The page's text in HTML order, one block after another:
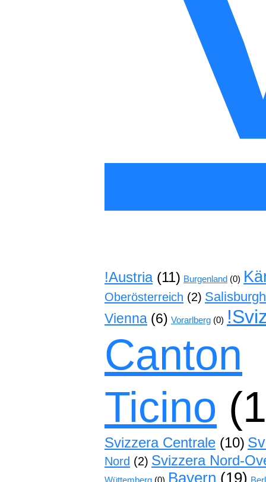
!Austria(11) Burgenland(0)
Oberösterreich (2)
Vienna(6) Vorarlberg(0)
Canton
Ticino
Svizzera Centrale(10)
Nord (2) Svizzera Nord-
Bayern (19)